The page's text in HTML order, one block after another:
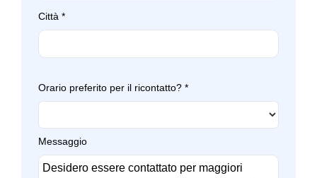
Città *
Orario preferito per il ricontatto? *
Messaggio